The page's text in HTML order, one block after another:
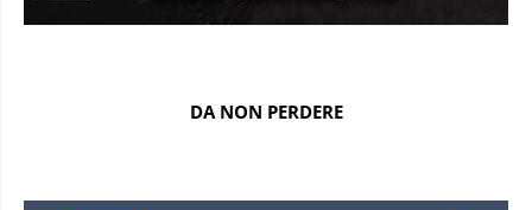
DA NON PERDERE